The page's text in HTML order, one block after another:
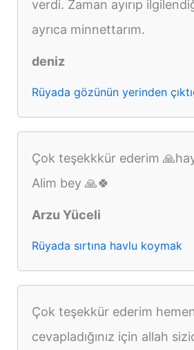
verdi. Zaman ayırıp
ayrıca minnettarım.
deniz
Rüyada gözünün yerinden
Çok teşekkkür ederim
Alim bey 🙏🍀
Arzu Yüceli
Rüyada sırtına havlu koymak
Çok teşekkür ederim hemen
cevapladığınız için allah